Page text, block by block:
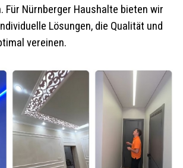
Für Nürnberger Haushalte bieten wir
Lösungen, die Qualität und
vereinen.